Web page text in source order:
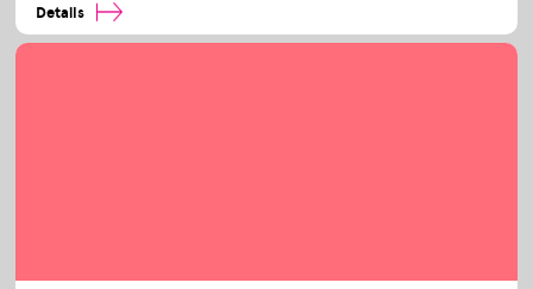
Details